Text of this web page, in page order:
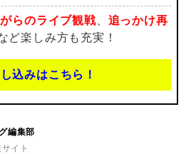
らのライブ観戦、 追っかけ再
ど楽しみ方も充実！
込みはこちら！
編集部
イト